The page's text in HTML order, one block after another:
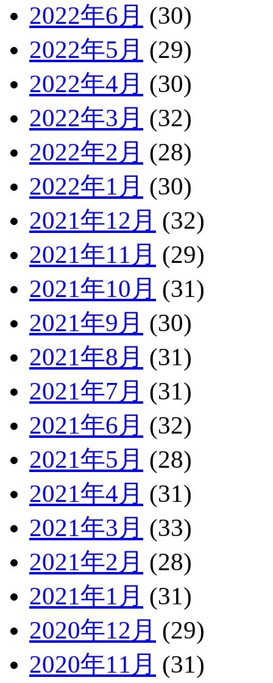
2022年6月 (30)
2022年5月 (29)
2022年4月 (30)
2022年3月 (32)
2022年2月 (28)
2022年1月 (30)
2021年12月 (32)
2021年11月 (29)
2021年10月 (31)
2021年9月 (30)
2021年8月 (31)
2021年7月 (31)
2021年6月 (32)
2021年5月 (28)
2021年4月 (31)
2021年3月 (33)
2021年2月 (28)
2021年1月 (31)
2020年12月 (29)
2020年11月 (31)